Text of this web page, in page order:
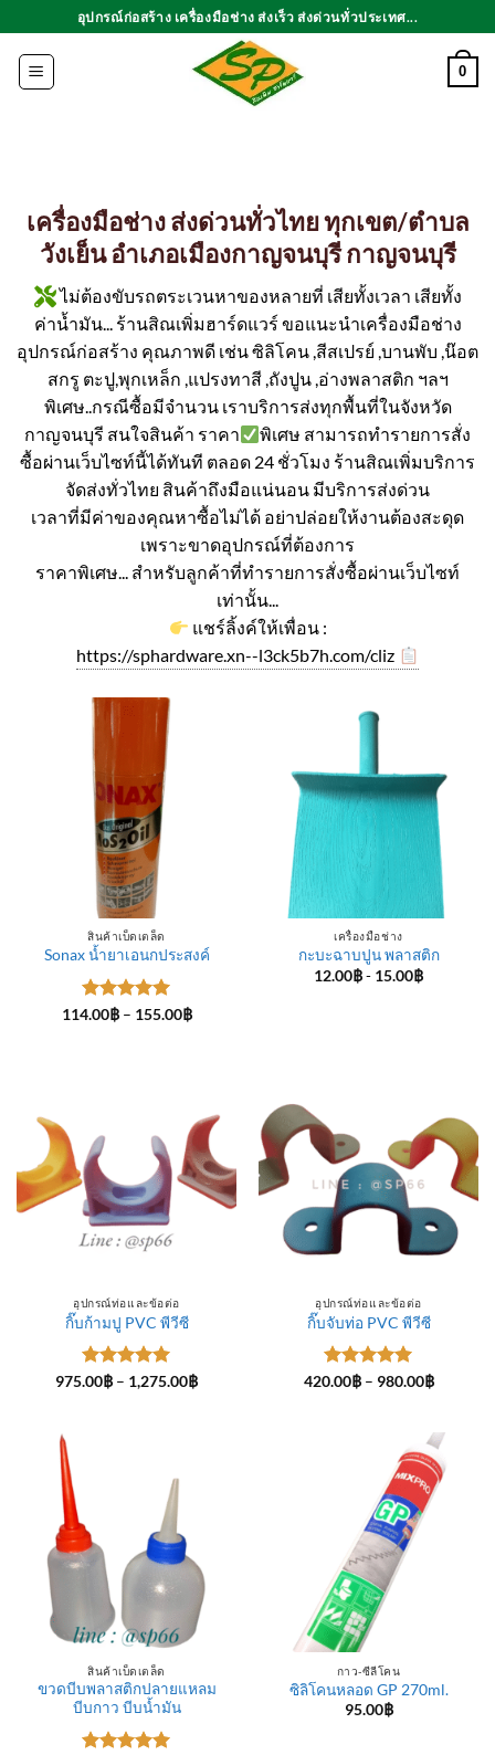
ไป
เนื้อหา
อุปกรณ์ก่อสร้าง เครื่องมือช่าง ส่งเร็ว ส่งด่วนทั่วประเทศ...
0
เครื่องมือช่าง ส่งด่วนทั่วไทย ทุกเขต/ตำบล
วังเย็น อำเภอเมืองกาญจนบุรี กาญจนบุรี
ไม่ต้องขับรถตระเวนหาของหลายที่ เสียทั้งเวลา เสียทั้ง
ค่าน้ำมัน... ร้านสิณเพิ่มฮาร์ดแวร์ ขอแนะนำเครื่องมือช่าง
อุปกรณ์ก่อสร้าง คุณภาพดี เช่น ซิลิโคน ,สีสเปรย์ ,บานพับ ,น๊อต
สกรู ตะปู,พุกเหล็ก ,แปรงทาสี ,ถังปูน ,อ่างพลาสติก ฯลฯ
พิเศษ..กรณีซื้อมีจำนวน เราบริการส่งทุกพื้นที่ในจังหวัด
กาญจนบุรี สนใจสินค้า ราคา
พิเศษ สามารถทำรายการสั่ง
ซื้อผ่านเว็บไซท์นี้ได้ทันที ตลอด 24 ชั่วโมง ร้านสิณเพิ่มบริการ
จัดส่งทั่วไทย สินค้าถึงมือแน่นอน มีบริการส่งด่วน
เวลาที่มีค่าของคุณหาซื้อไม่ได้ อย่าปล่อยให้งานต้องสะดุด
เพราะขาดอุปกรณ์ที่ต้องการ
ราคาพิเศษ... สำหรับลูกค้าที่ทำรายการสั่งซื้อผ่านเว็บไซท์
เท่านั้น...
แชร์ลิ้งค์ให้เพื่อน :
https://sphardware.xn--l3ck5b7h.com/cliz
สินค้าเบ็ดเตล็ด
Sonax น้ำยาเอนกประสงค์
ให้คะแนน
114.00฿ – 155.00฿Price
เครื่องมือช่าง
กะบะฉาบปูน พลาสติก
12.00฿- 15.00฿
อุปกรณ์ท่อและข้อต่อ
กิ๊บก้ามปู PVC พีวีซี
ให้คะแนน
975.00฿ – 1,275.00฿Price
อุปกรณ์ท่อและข้อต่อ
กิ๊บจับท่อ PVC พีวีซี
ให้คะแนน
420.00฿ – 980.00฿Price
980.00฿
สินค้าเบ็ดเตล็ด
ขวดบีบพลาสติกปลายแหลม
บีบกาว บีบน้ำมัน
กาว-ซีลีโคน
ซิลิโคนหลอด GP 270ml.
95.00฿